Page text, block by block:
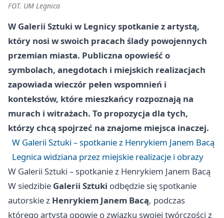
FOT. UM Legnica
W Galerii Sztuki w Legnicy spotkanie z artystą,
który nosi w swoich pracach ślady powojennych
przemian miasta. Publiczna opowieść o
symbolach, anegdotach i miejskich realizacjach
zapowiada wieczór pełen wspomnień i
kontekstów, które mieszkańcy rozpoznają na
murach i witrażach. To propozycja dla tych,
którzy chcą spojrzeć na znajome miejsca inaczej.
W Galerii Sztuki – spotkanie z Henrykiem Janem Bacą
Legnica widziana przez miejskie realizacje i obrazy
W Galerii Sztuki – spotkanie z Henrykiem Janem Bacą
W siedzibie Galerii Sztuki odbędzie się spotkanie
autorskie z Henrykiem Janem Bacą, podczas
którego artysta opowie o związku swojej twórczości z